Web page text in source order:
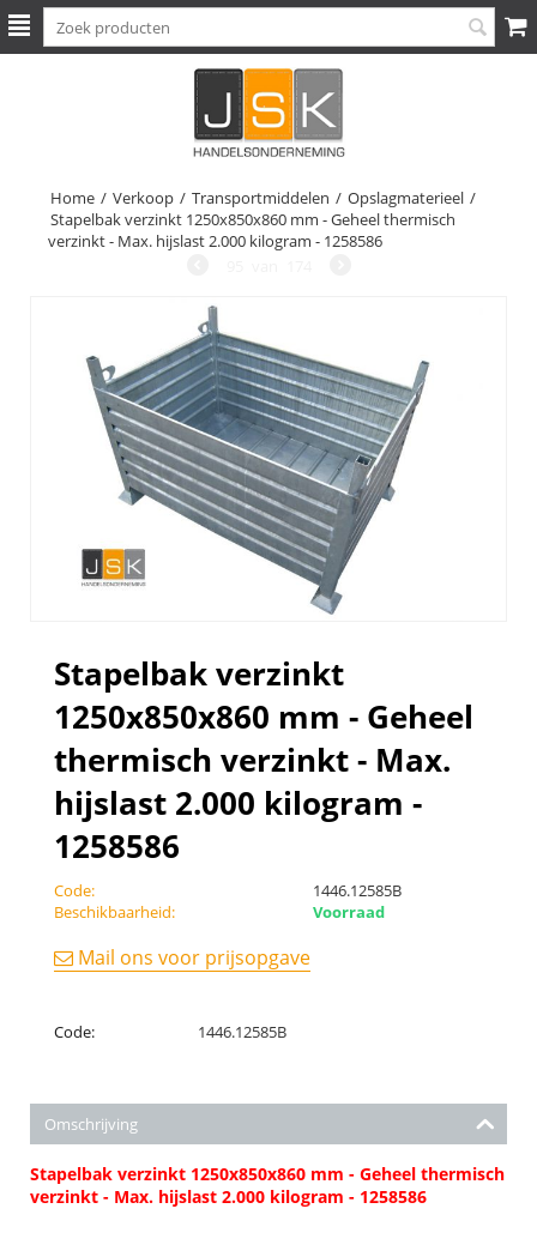
Home / Verkoop / Transportmiddelen / Opslagmaterieel /
Stapelbak verzinkt 1250x850x860 mm - Geheel thermisch
verzinkt - Max. hijslast 2.000 kilogram - 1258586
Stapelbak verzinkt
1250x850x860 mm - Geheel
thermisch verzinkt - Max.
hijslast 2.000 kilogram -
1258586
Code:
1446.12585B
Beschikbaarheid:
Voorraad
Mail ons voor prijsopgave
Code: 1446.12585B
Omschrijving
Stapelbak verzinkt 1250x850x860 mm - Geheel thermisch
verzinkt - Max. hijslast 2.000 kilogram - 1258586